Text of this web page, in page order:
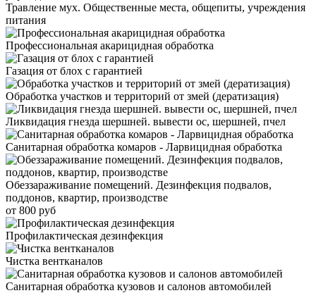
Травление мух. Общественные места, общепиты, учреждения
питания
Профессиональная акарицидная обработка
Газация от блох с гарантией
Обработка участков и территорий от змей (дератизация)
Ликвидация гнезда шершней. вывести ос, шершней, пчел
Санитарная обработка комаров - Ларвицидная обработка
Обеззараживание помещений. Дезинфекция подвалов,
поддонов, квартир, производстве
от 800 руб
Профилактическая дезинфекция
Чистка вентканалов
Санитарная обработка кузовов и салонов автомобилей